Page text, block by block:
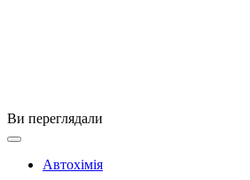
Ви переглядали
Автохімія